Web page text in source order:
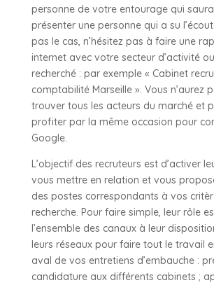
personne de votre entourage qui
présenter une personne qui a su
pas le cas, n’hésitez pas à faire une
internet avec votre secteur d’activité
recherché : par exemple « Cabinet
comptabilité Marseille ». Vous n’aurez
trouver tous les acteurs du marché et
profiter par la même occasion pour
Google.
L’objectif des recruteurs est d’activer
vous mettre en relation et vous
des postes correspondants à vos
recherche. Pour faire simple, leur rôle
l’ensemble des canaux à leur
leurs réseaux pour faire tout le travail
aval de vos entretiens d’embauche :
candidature aux différents cabinets ;